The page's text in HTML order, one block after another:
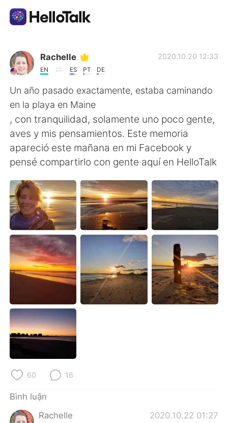
Ứng dụng trao đổi ngôn ngữ
AI Grammar Checker
Tiếng Việt
English 简体中文
繁體中文 Español
العربية Français
Deutsch 日本語
한국어 Русский
ไทย Indonesia
Italiano Türkçe
Português
Rachelle
EN ES PT DE
2020.10.20 12:33
Un año pasado exactamente, estaba caminando
en la playa en Maine
, con tranquilidad, solamente uno poco gente,
aves y mis pensamientos. Este memoria
apareció este mañana en mi Facebook y
pensé compartirlo con gente aquí en HelloTalk
60 16
Bình luận
Rachelle
2020.10.22 01:27